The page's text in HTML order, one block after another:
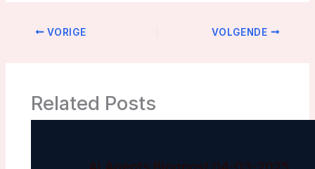
VORIGE VOLGENDE
Related Posts